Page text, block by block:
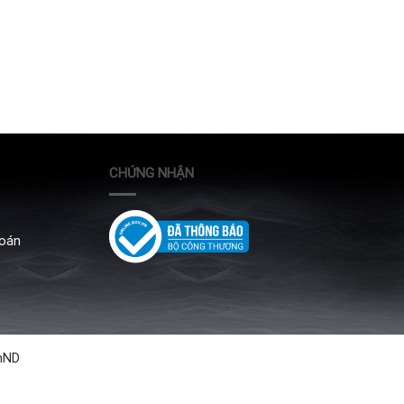
CHỨNG NHẬN